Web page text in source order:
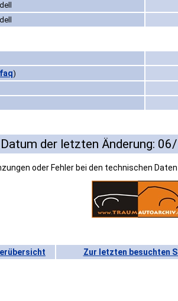
faq)
Datum der letzten Änderung:
oder Fehler bei den technischen
Zur letzten besuchten